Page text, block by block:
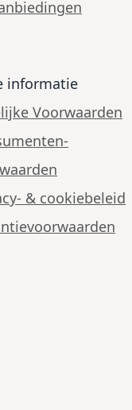
informatie
Voorwaarden
& cookiebeleid